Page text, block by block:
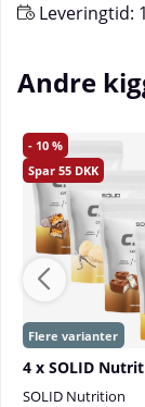
Leveringtid:
Andre
10
55
SOLID Nutrition